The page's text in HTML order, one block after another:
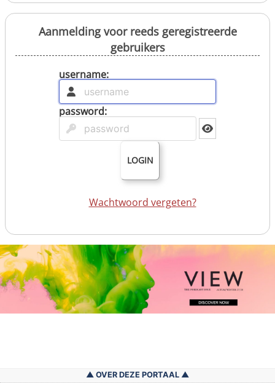
Aanmelding voor reeds geregistreerde
gebruikers
username:
password:
LOGIN
Wachtwoord vergeten?
OVER DEZE PORTAAL